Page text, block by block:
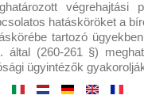
végrehajtási
hatásköröket a
tartozó
által (260-261 §)
ügyintézők